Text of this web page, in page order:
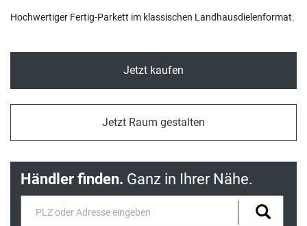
Hochwertiger Fertig-Parkett im klassischen Landhausdielenformat.
Jetzt kaufen
Jetzt Raum gestalten
Händler finden. Ganz in Ihrer Nähe.